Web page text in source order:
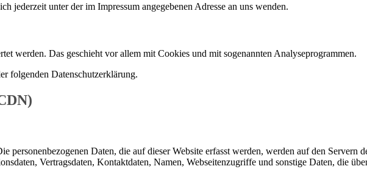
jederzeit unter der im Impressum angegebenen Adresse an uns wenden.
werden. Das geschieht vor allem mit Cookies und mit sogenannten Analyseprogrammen.
folgenden Datenschutzerklärung.
personenbezogenen Daten, die auf dieser Website erfasst werden, werden auf den Servern
Vertragsdaten, Kontaktdaten, Namen, Webseitenzugriffe und sonstige Daten, die